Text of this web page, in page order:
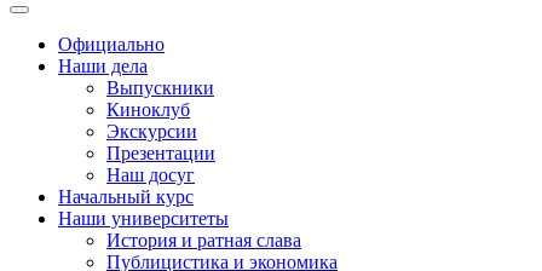
Официально
Наши дела
Выпускники
Киноклуб
Экскурсии
Презентации
Наш досуг
Начальный курс
Наши университеты
История и ратная слава
Публицистика и экономика